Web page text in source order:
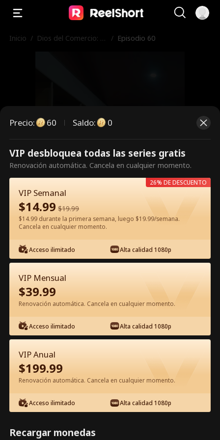
Inicio / Dios del Comercio: U
/ Episodio 60
Es un episodio de pago.
Desbloquéalo para verlo.
60Desbloquear ahora
Ver gratis en la app
Episodio 60 - Dios del Comercio: Un
Sueño Efímero Película Completa
1-50 51-80 Todos los Episodios
60 61 62 63 64
Precio: 60 Saldo: 0
VIP desbloquea todas las series gratis
Renovación automática. Cancela en cualquier momento.
VIP Semanal
$14.99 $19.99
$14.99 durante la primera semana, luego $19.99/semana.
Cancela en cualquier momento.
Acceso ilimitado Alta calidad 1080p
26% DE DESCUENTO
VIP Mensual
$39.99
Renovación automática. Cancela en cualquier momento.
Acceso ilimitado Alta calidad 1080p
VIP Anual
$199.99
Renovación automática. Cancela en cualquier momento.
Acceso ilimitado Alta calidad 1080p
Recargar monedas